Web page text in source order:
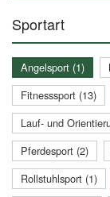
Sportart
Angelsport (1)
Fitnesssport (13)
Lauf- und
Pferdesport (2)
Rollstuhlsport (1)